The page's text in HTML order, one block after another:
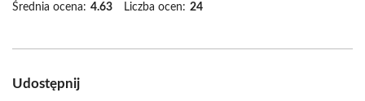
Średnia ocena: 4.63 Liczba ocen: 24
Udostępnij